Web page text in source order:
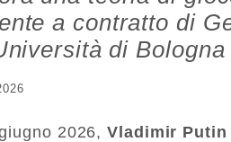
a contratto di
di Bologna
2026,Vladimir Putin